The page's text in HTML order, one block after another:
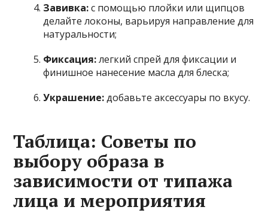
Завивка:с помощью плойки или щипцов
делайте локоны, варьируя направление для
натуральности;
Фиксация:легкий спрей для фиксации и
финишное нанесение масла для блеска;
Украшение:добавьте аксессуары по вкусу.
Таблица: Советы по
выбору образа в
зависимости от типажа
лица и мероприятия